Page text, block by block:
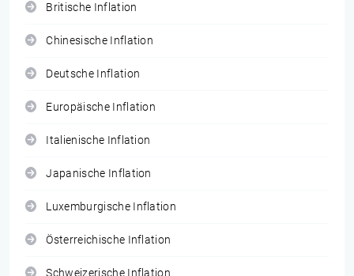
Britische Inflation
Chinesische Inflation
Deutsche Inflation
Europäische Inflation
Italienische Inflation
Japanische Inflation
Luxemburgische Inflation
Österreichische Inflation
Schweizerische Inflation